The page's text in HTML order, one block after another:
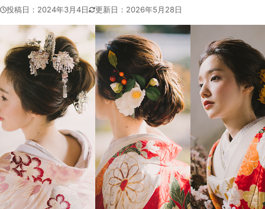
投稿日：2024年3月4日 更新日：2026年5月28日